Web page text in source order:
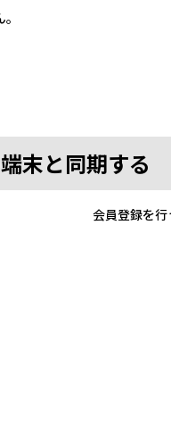
末と同期する
会員登録を